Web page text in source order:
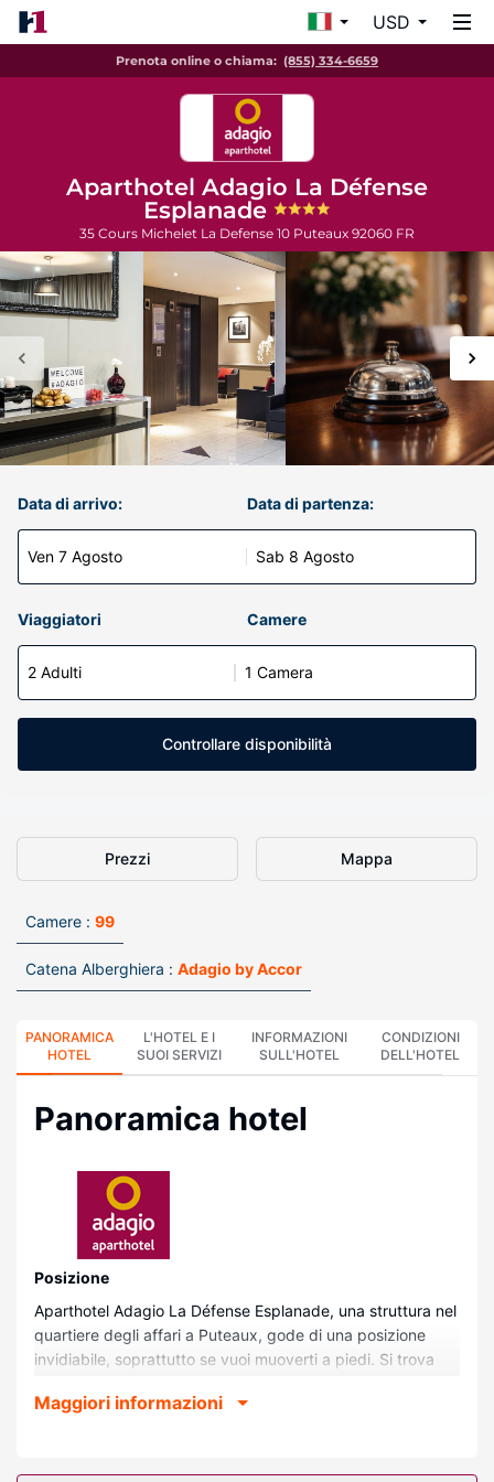
USD
Prenota online o chiama: (855) 334-6659
Aparthotel Adagio La Défense
Esplanade
35 Cours Michelet La Defense 10 Puteaux 92060 FR
Data di arrivo:
Ven 7 Agosto
Data di partenza:
Sab 8 Agosto
Viaggiatori Camere
2 Adulti 1 Camera
Controllare disponibilità
Prezzi Mappa
Camere : 99
Catena Alberghiera : Adagio by Accor
PANORAMICA
HOTEL
L'HOTEL E I
SUOI SERVIZI
INFORMAZIONI
SULL'HOTEL
CONDIZIONI
DELL'HOTEL
Panoramica hotel
Posizione
Aparthotel Adagio La Défense Esplanade, una struttura nel
quartiere degli affari a Puteaux, gode di una posizione
invidiabile, soprattutto se vuoi muoverti a piedi. Si trova
cammino da Senna. Questo aparthotel si trova a 3,1 km da
Maggiori informazioni